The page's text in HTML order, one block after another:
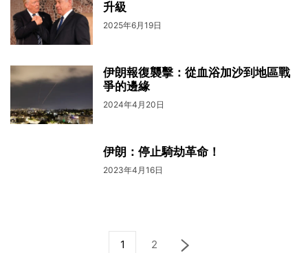
升級
2025年6月19日
伊朗報復襲擊：從血浴加沙到地區戰
爭的邊緣
2024年4月20日
伊朗：停止騎劫革命！
2023年4月16日
1 2